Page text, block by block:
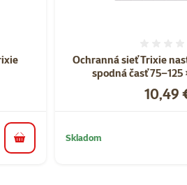
do košíka
Ochranná sieť Trixie
spodná časť 75–125
Cena
10,49
Skladom